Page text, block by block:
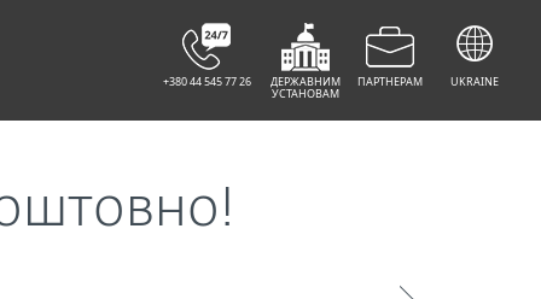
+380 44 545 77 26 ДЕРЖАВНИМ
УСТАНОВАМ
ПАРТНЕРАМ UKRAINE